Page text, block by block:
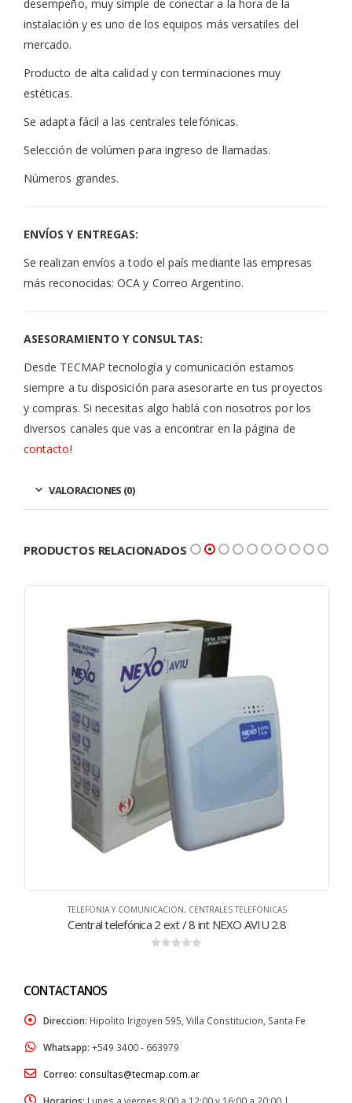
desempeño, muy simple de conectar a la hora de la
instalación y es uno de los equipos más versatiles del
mercado.
Producto de alta calidad y con terminaciones muy
estéticas.
Se adapta fácil a las centrales telefónicas.
Selección de volúmen para ingreso de llamadas.
Números grandes.
ENVÍOS Y ENTREGAS:
Se realizan envíos a todo el país mediante las empresas
más reconocidas: OCA y Correo Argentino.
ASESORAMIENTO Y CONSULTAS:
Desde TECMAP tecnología y comunicación estamos
siempre a tu disposición para asesorarte en tus proyectos
y compras. Si necesitas algo hablá con nosotros por los
diversos canales que vas a encontrar en la página de
contacto!
VALORACIONES (0)
PRODUCTOS RELACIONADOS
TELEFONIA Y COMUNICACION, CENTRALES TELEFONICAS
Central telefónica 2 ext / 8 int NEXO AVIU 2.8
CONTACTANOS
Direccion: Hipolito Irigoyen 595, Villa Constitucion, Santa Fe
Whatsapp: +549 3400 - 663979
Correo: consultas@tecmap.com.ar